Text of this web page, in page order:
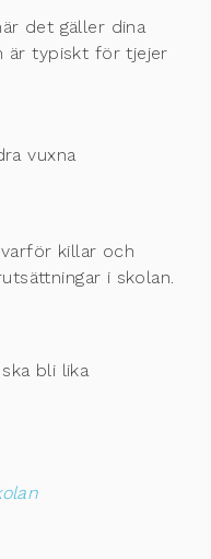
det gäller dina
är typiskt för tjejer
vuxna
killar och
i skolan.
bli lika